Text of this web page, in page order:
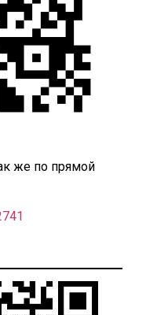
же по прямой